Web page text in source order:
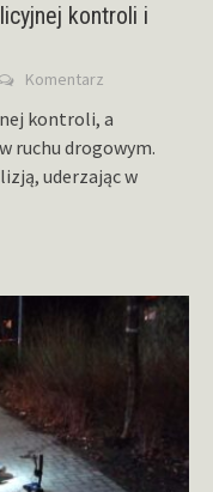
kontroli i
Komentarz
kontroli, a
ruchu drogowym.
uderzając w